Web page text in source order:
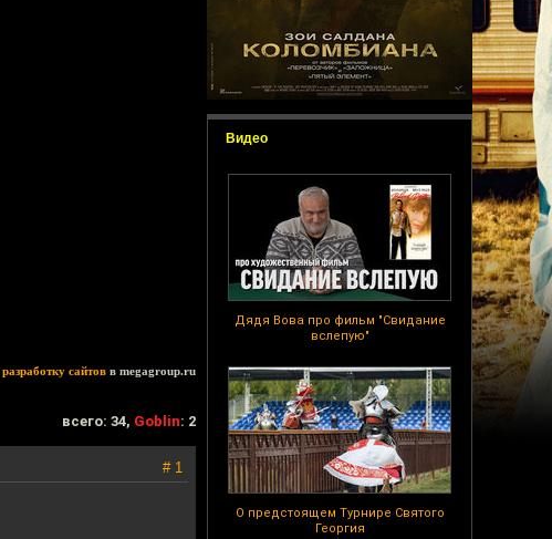
Видео
Дядя Вова про фильм "Свидание
вслепую"
О предстоящем Турнире Святого
Георгия
разработку сайтов в megagroup.ru
всего: 34, Goblin: 2
# 1